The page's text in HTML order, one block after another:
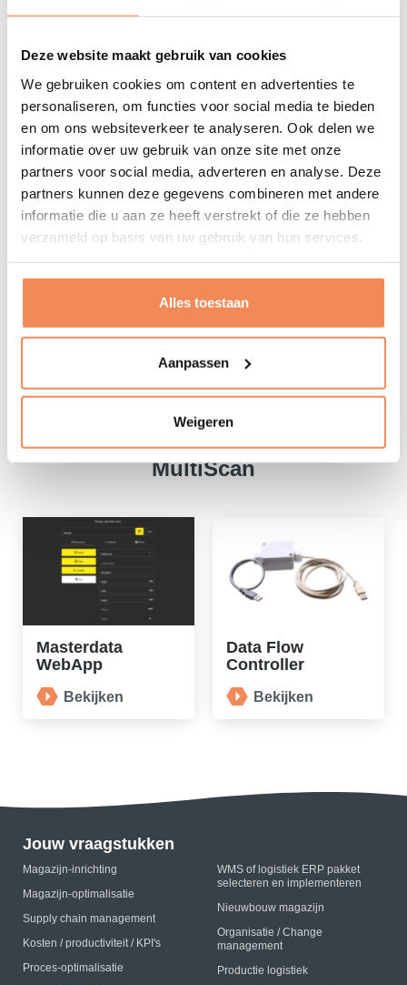
Deze website maakt gebruik van cookies
We gebruiken cookies om content en advertenties te
personaliseren, om functies voor social media te bieden
en om ons websiteverkeer te analyseren. Ook delen we
informatie over uw gebruik van onze site met onze
partners voor social media, adverteren en analyse. Deze
partners kunnen deze gegevens combineren met andere
informatie die u aan ze heeft verstrekt of die ze hebben
verzameld op basis van uw gebruik van hun services.
Alles toestaan
Aanpassen
Weigeren
Data output .CSV
Keyboard
Wedge
Praktische tools voor de
MultiScan
Masterdata
WebApp
Bekijken
Data Flow
Controller
Bekijken
Jouw vraagstukken
Magazijn-inrichting
Magazijn-optimalisatie
Supply chain management
Kosten / productiviteit / KPI's
Proces-optimalisatie
WMS of logistiek ERP pakket
selecteren en implementeren
Nieuwbouw magazijn
Organisatie / Change
management
Productie logistiek